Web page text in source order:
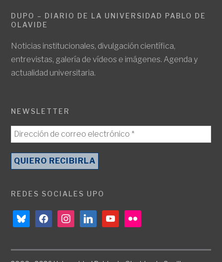
DUPO – DIARIO DE LA UNIVERSIDAD PABLO DE
OLAVIDE
Noticias institucionales, divulgación científica,
entrevistas, galería de vídeos e imágenes. Agenda y
actualidad universitaria.
NEWSLETTER
REDES SOCIALES UPO
blueskyfacebookinstagramlinkedinyoutubeflickr